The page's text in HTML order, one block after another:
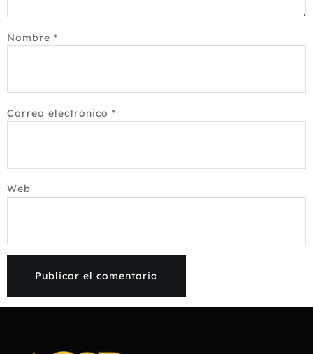
Nombre *
Correo electrónico *
Web